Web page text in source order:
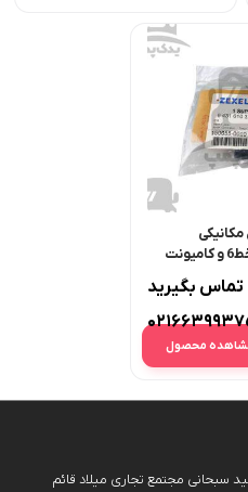
مکانیکی
کوماتسوخط7وخط6 و کامیونت
و کاویان
تماس بگیرید
محصول
سبحانی مجتمع تجاری میلاد قائم